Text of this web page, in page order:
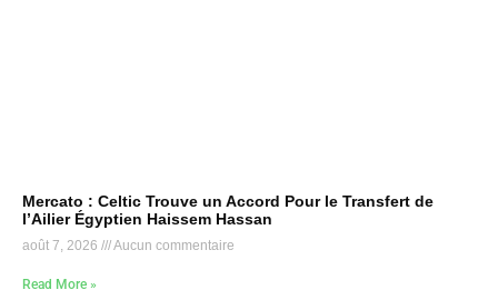
Mercato : Celtic Trouve un Accord Pour le Transfert de
l’Ailier Égyptien Haissem Hassan
août 7, 2026 Aucun commentaire
Read More »